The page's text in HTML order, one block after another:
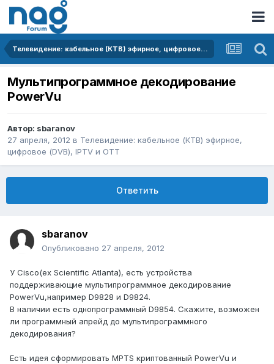
Телевидение: кабельное (КТВ) эфирное, цифровое (DVB), IPTV и OTT
Мультипрограммное декодирование
PowerVu
Автор: sbaranov
27 апреля, 2012 в Телевидение: кабельное (КТВ) эфирное,
цифровое (DVB), IPTV и OTT
Ответить
sbaranov
Опубликовано 27 апреля, 2012
У Cisco(ex Scientific Atlanta), есть устройства
поддерживающие мультипрограммное декодирование
PowerVu,например D9828 и D9824.
В наличии есть однопрограммный D9854. Скажите, возможен
ли программный апрейд до мультипрограммного
декодирования?
Есть идея сформировать MPTS криптованный PowerVu и